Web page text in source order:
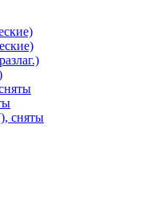
сняты